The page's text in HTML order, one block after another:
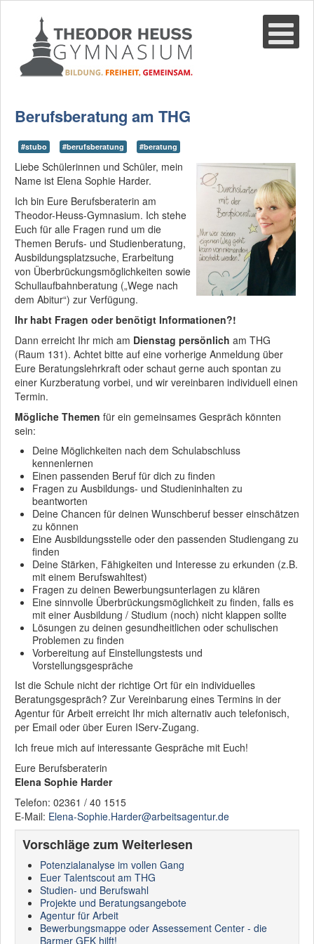
Berufsberatung am THG
#stubo #berufsberatung #beratung
Liebe Schülerinnen und Schüler, mein
Name ist Elena Sophie Harder.
Ich bin Eure Berufsberaterin am
Theodor-Heuss-Gymnasium. Ich stehe
Euch für alle Fragen rund um die
Themen Berufs- und Studienberatung,
Ausbildungsplatzsuche, Erarbeitung
von Überbrückungsmöglichkeiten sowie
Schullaufbahnberatung („Wege nach
dem Abitur“) zur Verfügung.
Ihr habt Fragen oder benötigt Informationen?!
Dann erreicht Ihr mich am Dienstag persönlich am THG
(Raum 131). Achtet bitte auf eine vorherige Anmeldung über
Eure Beratungslehrkraft oder schaut gerne auch spontan zu
einer Kurzberatung vorbei, und wir vereinbaren individuell einen
Termin.
Mögliche Themen für ein gemeinsames Gespräch könnten
sein:
Deine Möglichkeiten nach dem Schulabschluss
kennenlernen
Einen passenden Beruf für dich zu finden
Fragen zu Ausbildungs- und Studieninhalten zu
beantworten
Deine Chancen für deinen Wunschberuf besser einschätzen
zu können
Eine Ausbildungsstelle oder den passenden Studiengang zu
finden
Deine Stärken, Fähigkeiten und Interesse zu erkunden (z.B.
mit einem Berufswahltest)
Fragen zu deinen Bewerbungsunterlagen zu klären
Eine sinnvolle Überbrückungsmöglichkeit zu finden, falls es
mit einer Ausbildung / Studium (noch) nicht klappen sollte
Lösungen zu deinen gesundheitlichen oder schulischen
Problemen zu finden
Vorbereitung auf Einstellungstests und
Vorstellungsgespräche
Ist die Schule nicht der richtige Ort für ein individuelles
Beratungsgespräch? Zur Vereinbarung eines Termins in der
Agentur für Arbeit erreicht Ihr mich alternativ auch telefonisch,
per Email oder über Euren IServ-Zugang.
Ich freue mich auf interessante Gespräche mit Euch!
Eure Berufsberaterin
Elena Sophie Harder
Telefon: 02361 / 40 1515
E-Mail: Elena-Sophie.Harder@arbeitsagentur.de
Vorschläge zum Weiterlesen
Potenzialanalyse im vollen Gang
Euer Talentscout am THG
Studien- und Berufswahl
Projekte und Beratungsangebote
Agentur für Arbeit
Bewerbungsmappe oder Assessement Center - die
Barmer GEK hilft!